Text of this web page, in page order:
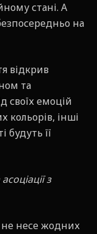
стані. А
на
відкрив
та
своїх емоцій
інші
будуть її
з
не несе жодних